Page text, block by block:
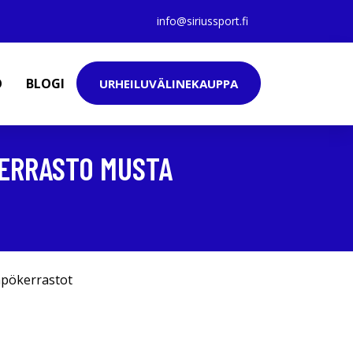
info@siriussport.fi
BLOGI URHEILUVÄLINEKAUPPA
MUSTA